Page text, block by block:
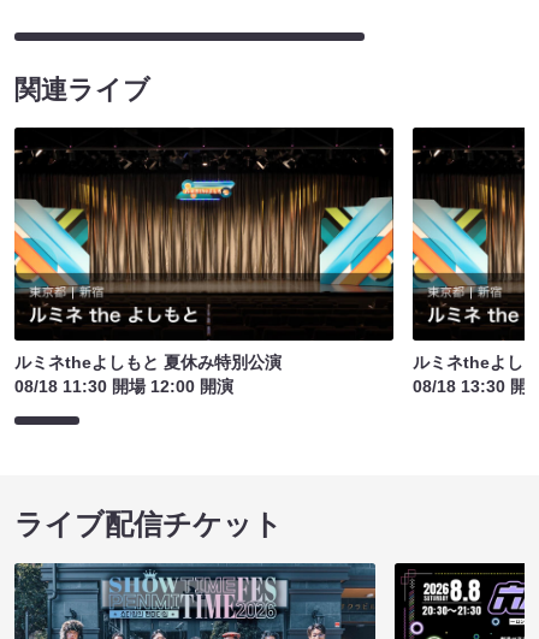
関連ライブ
ルミネtheよしもと 夏休み特別公演
08/18 11:30 開場 12:00 開演
ルミネtheよし
08/18 13:30 開
ライブ配信チケット